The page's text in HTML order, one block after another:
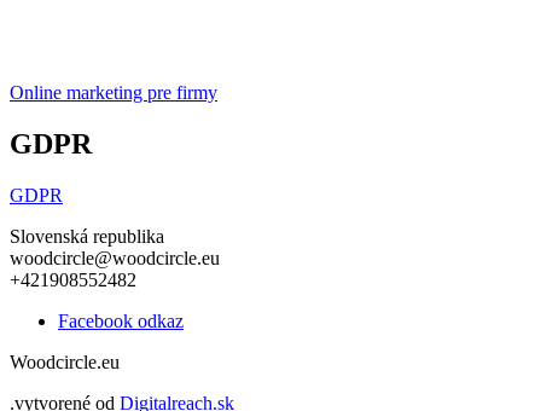
Online marketing pre firmy
GDPR
GDPR
Slovenská republika
woodcircle@woodcircle.eu
+421908552482
Facebook odkaz
Woodcircle.eu
.vytvorené od Digitalreach.sk